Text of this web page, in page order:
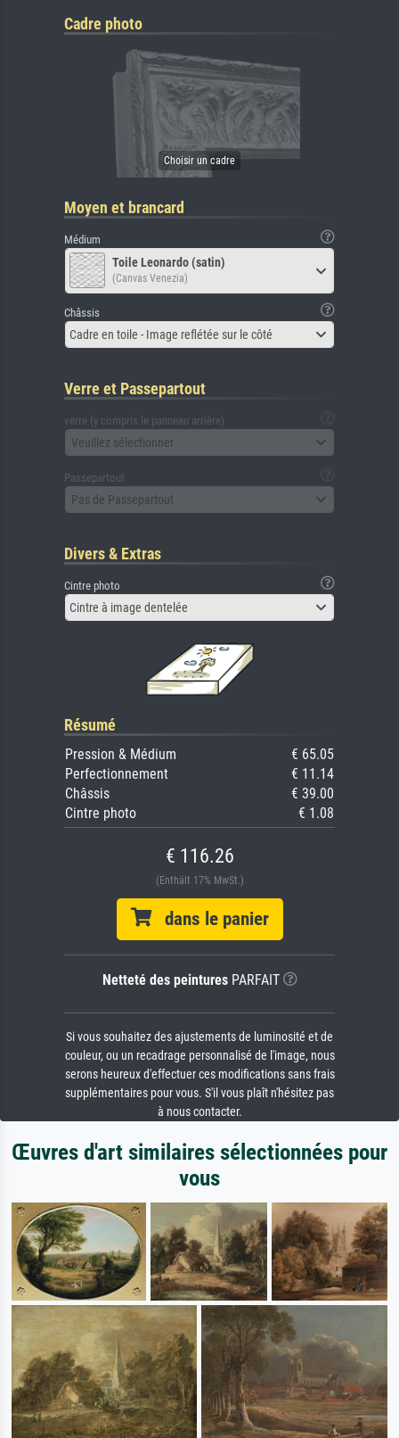
Cadre photo
Moyen et brancard
Médium
Toile Leonardo (satin)
(Canvas Venezia)
Châssis
Cadre en toile - Image reflétée sur le côté
Verre et Passepartout
verre (y compris le panneau arrière)
Veuillez sélectionner
Passepartout
Pas de Passepartout
Divers & Extras
Cintre photo
Cintre à image dentelée
Résumé
Pression & Médium
€ 65.05
Perfectionnement
€ 11.14
Châssis
€ 39.00
Cintre photo
€ 1.08
€ 116.26
(Enthält 17% MwSt.)
dans le panier
Netteté des peinturesPARFAIT
Si vous souhaitez des ajustements de luminosité et de
couleur, ou un recadrage personnalisé de l'image, nous
serons heureux d'effectuer ces modifications sans frais
supplémentaires pour vous. S'il vous plaît n'hésitez pas
à nous contacter.
Œuvres d'art similaires sélectionnées pour
vous